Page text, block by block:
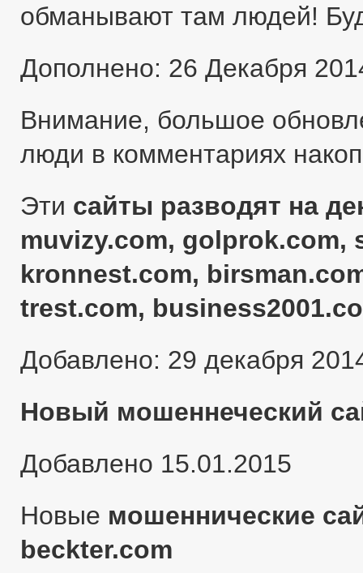
обманывают там людей!
Дополнено: 26 Декабря
Внимание, большое
люди в комментариях
Эти сайты разводят на
muvizy.com, golprok.com,
kronnest.com,
trest.com,
Добавлено: 29 декабря
Новый мошеннеческий
Добавлено 15.01.2015
Новые мошеннические
beckter.com